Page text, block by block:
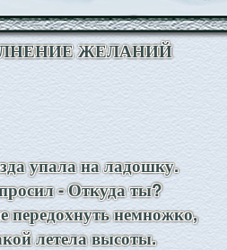
ЖЕЛАНИЙ
упала на ладошку.
- Откуда ты?
передохнуть немножко,
летела высоты.